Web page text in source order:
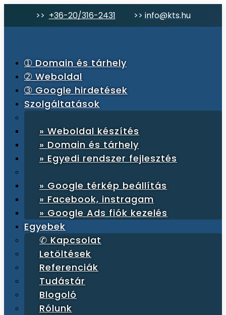
>> +36-20/316-2431 >> info@kts.hu
➀ Domain és tárhely
➁ Weboldal
➂ Google hirdetések
Szolgáltatások
» Weboldal készítés
» Domain és tárhely
» Egyedi rendszer fejlesztés
» Google térkép beállítás
» Facebook, instragam
» Google Ads fiók kezelés
Egyebek
✆ Kapcsolat
Letöltések
Referenciák
Tudástár
Blogoló
Rólunk